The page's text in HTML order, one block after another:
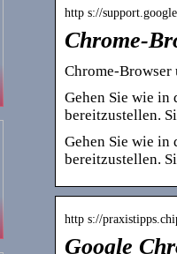
http s://
Chrome-
Chrome-
Gehen Sie wie in
bereitzustellen.
Gehen Sie wie in
bereitzustellen.
http s://
Google